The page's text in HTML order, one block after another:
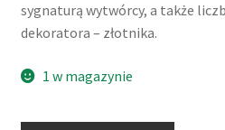
sygnaturą wytwórcy, a także
dekoratora – złotnika.
1 w magazynie